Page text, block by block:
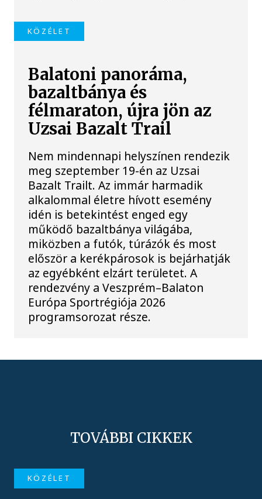
KÖZÉLET
Balatoni panoráma,
bazaltbánya és
félmaraton, újra jön az
Uzsai Bazalt Trail
Nem mindennapi helyszínen rendezik
meg szeptember 19-én az Uzsai
Bazalt Trailt. Az immár harmadik
alkalommal életre hívott esemény
idén is betekintést enged egy
működő bazaltbánya világába,
miközben a futók, túrázók és most
először a kerékpárosok is bejárhatják
az egyébként elzárt területet. A
rendezvény a Veszprém–Balaton
Európa Sportrégiója 2026
programsorozat része.
TOVÁBBI CIKKEK
KÖZÉLET